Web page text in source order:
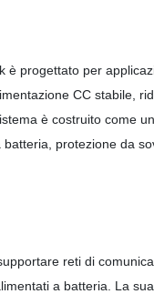
progettato per
CC stabile,
è costruito come
protezione da
reti di
a batteria. La